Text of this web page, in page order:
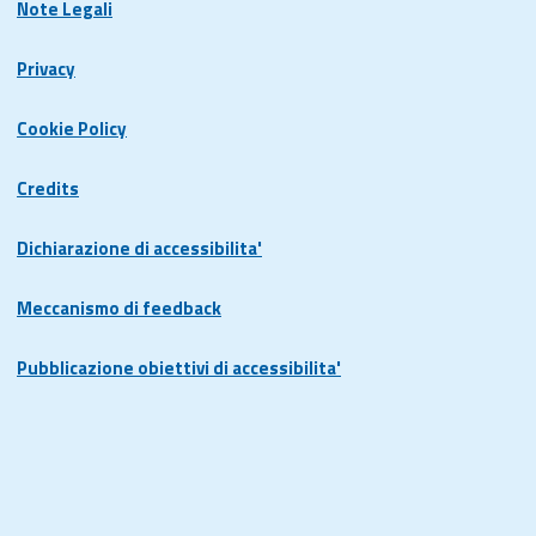
Note Legali
Privacy
Cookie Policy
Credits
Dichiarazione di accessibilita'
Meccanismo di feedback
Pubblicazione obiettivi di accessibilita'